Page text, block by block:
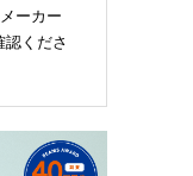
ーカー
認くださ